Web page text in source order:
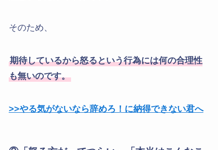
そのため、
期待しているから怒るという行為には何の合理性
も無いのです。
>>やる気がないなら辞めろ！に納得できない君へ